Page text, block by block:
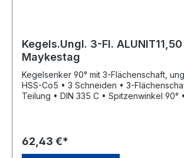
Kegels.Ungl. 3-Fl. ALUNIT11,50
Maykestag
Kegelsenker 90° mit 3-Flächenschaft,
HSS-Co5 • 3 Schneiden • 3-
Teilung • DIN 335 C • Spitzenwinkel 90°
Bohrungen aller Art • Sehr gute
durch ungleich geteilte Schneiden,
62,43 €*